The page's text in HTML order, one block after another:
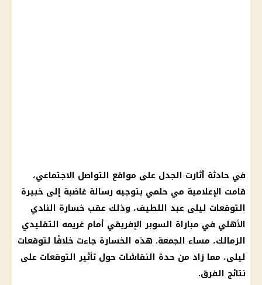
في حادثة أثارت الجدل على مواقع التواصل الاجتماعي،
قامت الإعلامية مي حلمي بتوجيه رسالة غاضبة إلى خبيرة
التوقعات ليلى عبد اللطيف، وذلك عقب خسارة النادي
الأهلي في مباراة السوبر الإفريقي أمام غريمه التقليدي
الزمالك، مساء الجمعة. هذه الخسارة جاءت خلافًا لتوقعات
ليلى، مما زاد من حدة النقاشات حول تأثيرالتوقعات على
نتائج الفرق.